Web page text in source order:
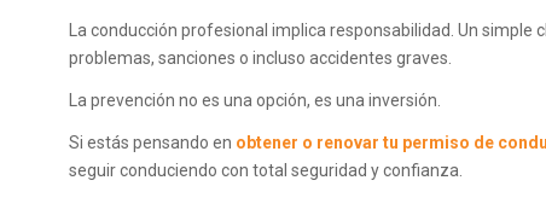
La conducción profesional implica responsabilidad. Un
problemas, sanciones o incluso accidentes graves.
La prevención no es una opción, es una inversión.
Si estás pensando en obtener o renovar tu permiso de
seguir conduciendo con total seguridad y confianza.